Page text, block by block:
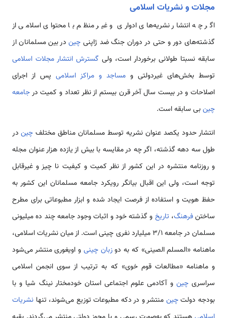
مجلات و نشریات اسلامی
اگر چه انتشار نشریه‌های ادواری و غیر منظم با محتوای اسلامی از
گذشته‌های دور و حتی در دوران جنگ ضد ژاپنیچین در بین مسلمانان از
سابقه نسبتا طولانی برخوردار است، ولی گسترش انتشار مجلات اسلامی
توسط بخش‌های غیردولتی و مساجد و مراکز اسلامی پس از اجرای
اصلاحات و در بیست سال آخر قرن بیستم از نظر تعداد و کمیت درجامعه
چینبی سابقه است.
انتشار حدود یکصد عنوان نشریه توسط مسلمانان مناطق مختلف چین در
طول سه دهه گذشته، اگر چه در مقایسه با بیش از یازده هزار عنوان مجله
و روزنامه منتشره در این کشور از نظر کمیت و کیفیت نا چیز و غیرقابل
توجه است، ولی این اقبال بیانگر رویکرد جامعه مسلمانان این کشور به
حفظ هویت و استفاده از فرصت ایجاد شده و ابزار مطبوعاتی برای مطرح
ساختنفرهنگ، تاریخ و گذشته خود و اثبات وجود جامعه چند ده میلیونی
مسلمان در جامعه 3/1 میلیارد نفری چینی است. از میان نشریات اسلامی،
ماهنامه «المسلم الصینی» که به دوزبان چینی و اویغوری منتشر می‌شود
و ماهنامه «مطالعات قوم خوی» که به ترتیب از سوی انجمن اسلامی
سراسریچین و آکادمی علوم اجتماعی استان خودمختار نینگ شیا و با
بودجه دولتچین منتشر و در دکه مطبوعات توزیع می‌شوند، تنها نشریات